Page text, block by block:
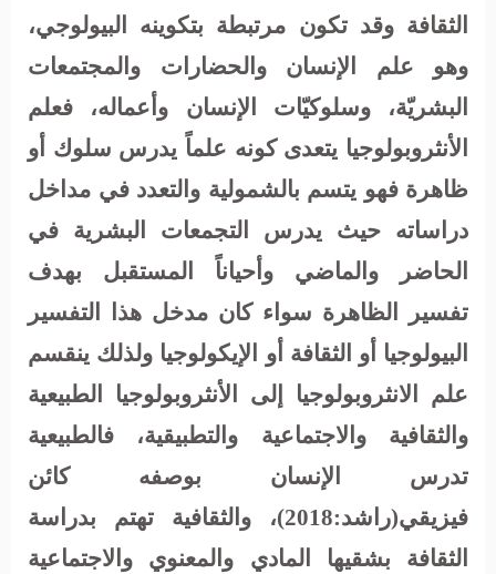
الثقافة وقد تكون مرتبطة بتكوينه البيولوجي،
وهو علم الإنسان والحضارات والمجتمعات
البشريّة، وسلوكيّات الإنسان وأعماله، فعلم
الأنثروبولوجيا يتعدى كونه علماً يدرس سلوك أو
ظاهرة فهو يتسم بالشمولية والتعدد في مداخل
دراساته حيث يدرس التجمعات البشرية في
الحاضر والماضي وأحياناً المستقبل بهدف
تفسير الظاهرة سواء كان مدخل هذا التفسير
البيولوجيا أو الثقافة أو الإيكولوجيا ولذلك ينقسم
علم الانثروبولوجيا إلى الأنثروبولوجيا الطبيعية
والثقافية والاجتماعية والتطبيقية، فالطبيعية
تدرس الإنسان بوصفه كائن
فيزيقي(راشد:2018)، والثقافية تهتم بدراسة
الثقافة بشقيها المادي والمعنوي والاجتماعية